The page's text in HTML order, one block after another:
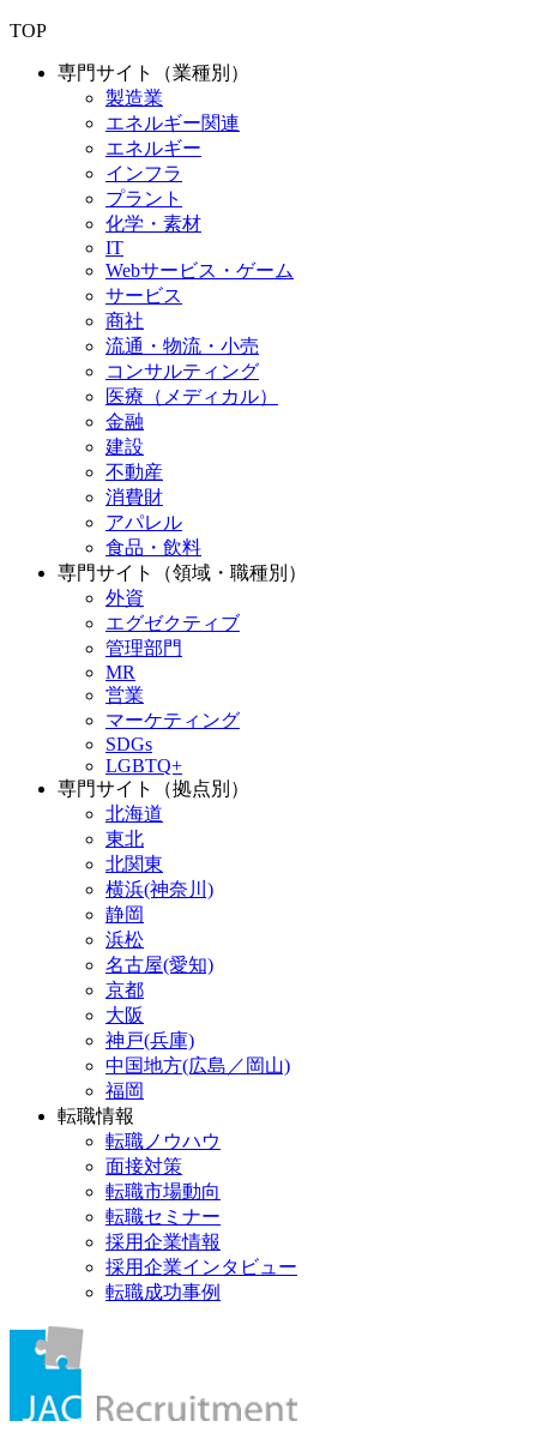
TOP
専門サイト（業種別）
製造業
エネルギー関連
エネルギー
インフラ
プラント
化学・素材
IT
Webサービス・ゲーム
サービス
商社
流通・物流・小売
コンサルティング
医療（メディカル）
金融
建設
不動産
消費財
アパレル
食品・飲料
専門サイト（領域・職種別）
外資
エグゼクティブ
管理部門
MR
営業
マーケティング
SDGs
LGBTQ+
専門サイト（拠点別）
北海道
東北
北関東
横浜(神奈川)
静岡
浜松
名古屋(愛知)
京都
大阪
神戸(兵庫)
中国地方(広島／岡山)
福岡
転職情報
転職ノウハウ
面接対策
転職市場動向
転職セミナー
採用企業情報
採用企業インタビュー
転職成功事例